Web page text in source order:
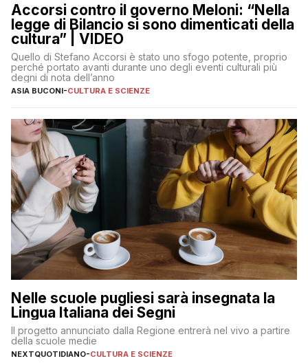
Accorsi contro il governo Meloni: “Nella
legge di Bilancio si sono dimenticati della
cultura” | VIDEO
Quello di Stefano Accorsi è stato uno sfogo potente, proprio
perché portato avanti durante uno degli eventi culturali più
degni di nota dell’anno
ASIA BUCONI-CULTURA E SCIENZE
Nelle scuole pugliesi sarà insegnata la
Lingua Italiana dei Segni
Il progetto annunciato dalla Regione entrerà nel vivo a partire
della scuole medie
NEXTQUOTIDIANO-CULTURA E SCIENZE